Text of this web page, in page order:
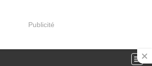
Publicité